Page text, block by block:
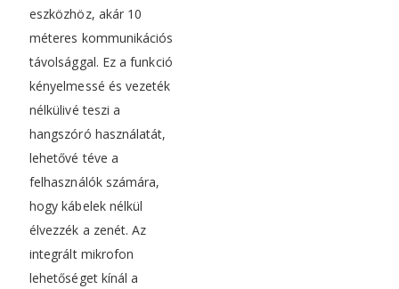
eszközhöz, akár 10
méteres kommunikációs
távolsággal. Ez a funkció
kényelmessé és vezeték
nélkülivé teszi a
hangszóró használatát,
lehetővé téve a
felhasználók számára,
hogy kábelek nélkül
élvezzék a zenét. Az
integrált mikrofon
lehetőséget kínál a